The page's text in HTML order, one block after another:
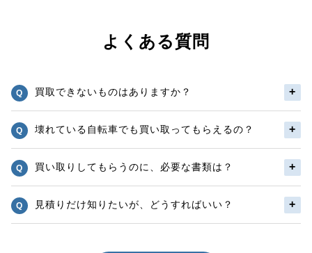
よくある質問
買取できないものはありますか？
壊れている自転車でも買い取ってもらえるの？
買い取りしてもらうのに、必要な書類は？
見積りだけ知りたいが、どうすればいい？